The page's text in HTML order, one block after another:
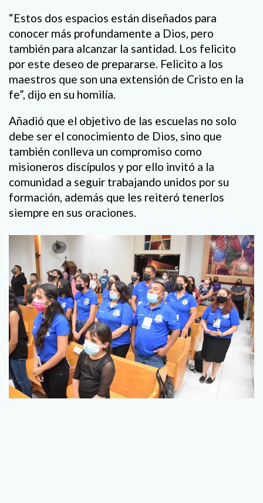
“Estos dos espacios están diseñados para
conocer más profundamente a Dios, pero
también para alcanzar la santidad. Los felicito
por este deseo de prepararse. Felicito a los
maestros que son una extensión de Cristo en la
fe”, dijo en su homilía.
Añadió que el objetivo de las escuelas no solo
debe ser el conocimiento de Dios, sino que
también conlleva un compromiso como
misioneros discípulos y por ello invitó a la
comunidad a seguir trabajando unidos por su
formación, además que les reiteró tenerlos
siempre en sus oraciones.